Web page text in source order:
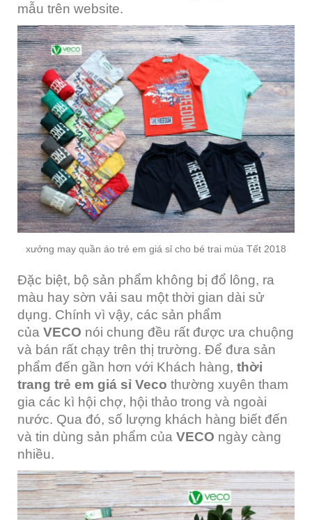
mẫu trên website.
xưởng may quần áo trẻ em giá sỉ cho bé trai mùa Tết 2018
Đặc biệt, bộ sản phẩm không bị đổ lông, ra
màu hay sờn vải sau một thời gian dài sử
dụng. Chính vì vậy, các sản phẩm
của VECO nói chung đều rất được ưa chuộng
và bán rất chạy trên thị trường. Để đưa sản
phẩm đến gần hơn với Khách hàng, thời
trang trẻ em giá sỉ Veco thường xuyên tham
gia các kì hội chợ, hội thảo trong và ngoài
nước. Qua đó, số lượng khách hàng biết đến
và tin dùng sản phẩm của VECO ngày càng
nhiều.